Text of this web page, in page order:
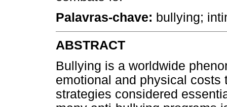
Palavras-chave: bullying;
ABSTRACT
Bullying is a worldwide
emotional and physical costs
strategies considered